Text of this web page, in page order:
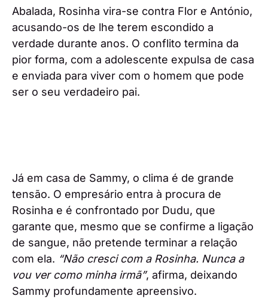
Abalada, Rosinha vira-se contra Flor e António,
acusando-os de lhe terem escondido a
verdade durante anos. O conflito termina da
pior forma, com a adolescente expulsa de casa
e enviada para viver com o homem que pode
ser o seu verdadeiro pai.
Já em casa de Sammy, o clima é de grande
tensão. O empresário entra à procura de
Rosinha e é confrontado por Dudu, que
garante que, mesmo que se confirme a ligação
de sangue, não pretende terminar a relação
com ela. “Não cresci com a Rosinha. Nunca a
vou ver como minha irmã”, afirma, deixando
Sammy profundamente apreensivo.